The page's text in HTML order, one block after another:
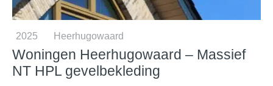
2025 Heerhugowaard
Woningen Heerhugowaard – Massief
NT HPL gevelbekleding